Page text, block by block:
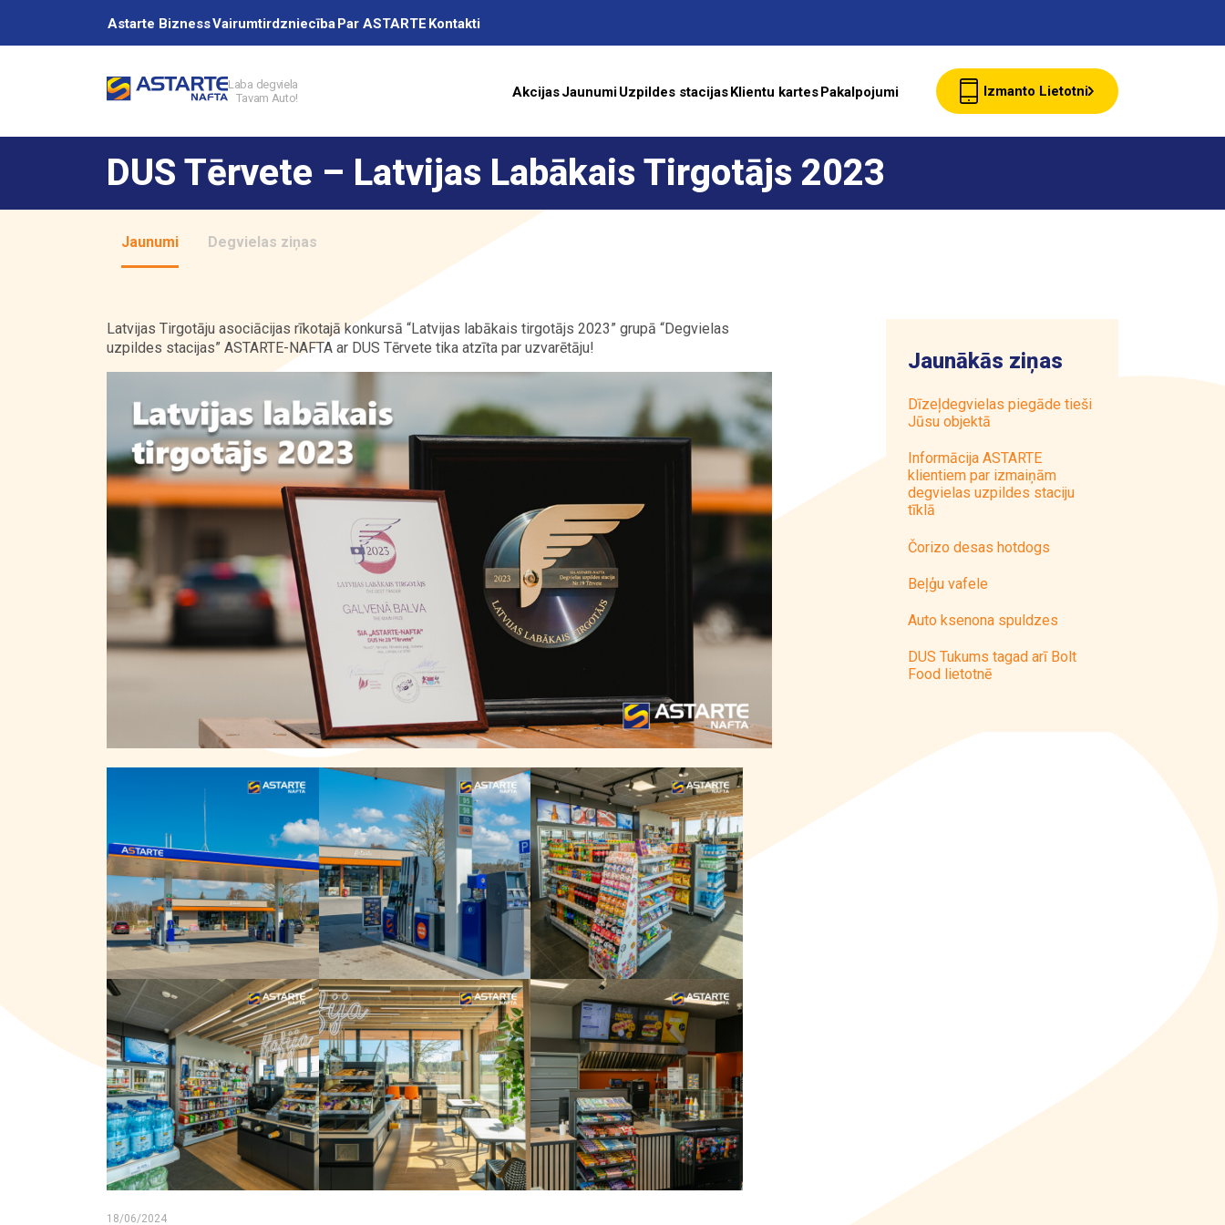
Astarte BiznessVairumtirdzniecībaPar ASTARTE Kontakti
Laba degviela
Tavam Auto!
AkcijasJaunumiUzpildes stacijasKlientu kartesPakalpojumi Izmanto Lietotni
Par ASTARTE
Kontakti
DUS Tērvete – Latvijas Labākais Tirgotājs 2023
Jaunumi Degvielas ziņas
Latvijas Tirgotāju asociācijas rīkotajā konkursā “Latvijas labākais tirgotājs 2023” grupā “Degvielas
uzpildes stacijas” ASTARTE-NAFTA ar DUS Tērvete tika atzīta par uzvarētāju!
18/06/2024
Jaunākās ziņas
Dīzeļdegvielas piegāde tieši
Jūsu objektā
Informācija ASTARTE
klientiem par izmaiņām
degvielas uzpildes staciju
tīklā
Čorizo desas hotdogs
Beļģu vafele
Auto ksenona spuldzes
DUS Tukums tagad arī Bolt
Food lietotnē